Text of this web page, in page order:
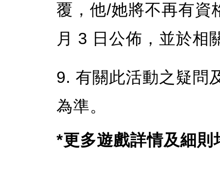
覆，他/她將不再有資
月 3 日公佈，並於相
9. 有關此活動之疑問
為準。
*更多遊戲詳情及細則